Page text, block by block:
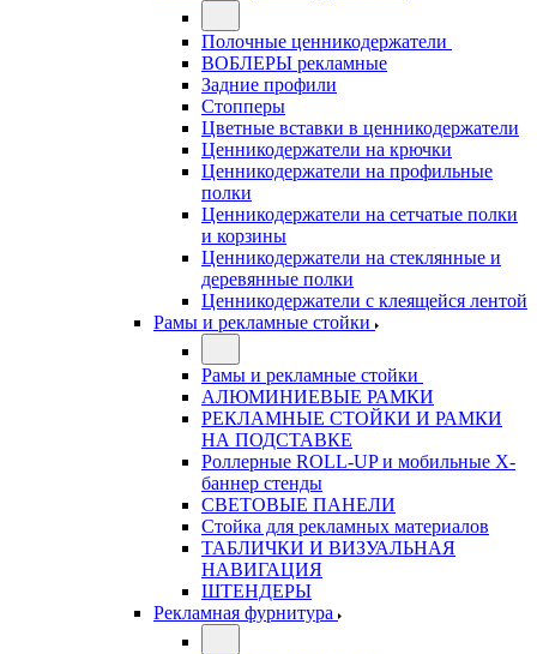
Полочные ценникодержатели
ВОБЛЕРЫ рекламные
Задние профили
Стопперы
Цветные вставки в ценникодержатели
Ценникодержатели на крючки
Ценникодержатели на профильные
полки
Ценникодержатели на сетчатые полки
и корзины
Ценникодержатели на стеклянные и
деревянные полки
Ценникодержатели с клеящейся лентой
Рамы и рекламные стойки
Рамы и рекламные стойки
АЛЮМИНИЕВЫЕ РАМКИ
РЕКЛАМНЫЕ СТОЙКИ И РАМКИ
НА ПОДСТАВКЕ
Роллерные ROLL-UP и мобильные X-
баннер стенды
СВЕТОВЫЕ ПАНЕЛИ
Стойка для рекламных материалов
ТАБЛИЧКИ И ВИЗУАЛЬНАЯ
НАВИГАЦИЯ
ШТЕНДЕРЫ
Рекламная фурнитура